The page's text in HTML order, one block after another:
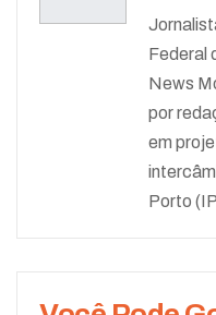
Federal
News
por
em
Porto